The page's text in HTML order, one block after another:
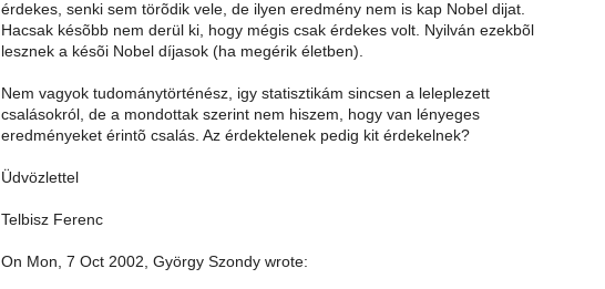
érdekes, senki sem törõdik vele, de ilyen eredmény nem is kap Nobel dijat.
Hacsak késõbb nem derül ki, hogy mégis csak érdekes volt. Nyilván ezekbõl
lesznek a késõi Nobel díjasok (ha megérik életben).
Nem vagyok tudománytörténész, igy statisztikám sincsen a leleplezett
csalásokról, de a mondottak szerint nem hiszem, hogy van lényeges
eredményeket érintõ csalás. Az érdektelenek pedig kit érdekelnek?
Üdvözlettel
Telbisz Ferenc
On Mon, 7 Oct 2002, György Szondy wrote: